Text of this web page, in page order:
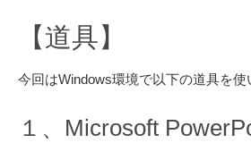
【道具】
今回はWindows環境で以下の道具を使
１、Microsoft